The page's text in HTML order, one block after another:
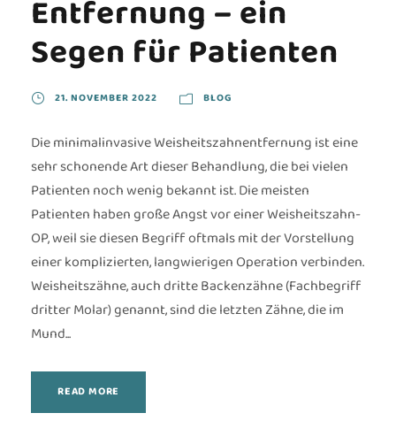
Entfernung – ein
Segen für Patienten
21. NOVEMBER 2022 BLOG
Die minimalinvasive Weisheitszahnentfernung ist eine
sehr schonende Art dieser Behandlung, die bei vielen
Patienten noch wenig bekannt ist. Die meisten
Patienten haben große Angst vor einer Weisheitszahn-
OP, weil sie diesen Begriff oftmals mit der Vorstellung
einer komplizierten, langwierigen Operation verbinden.
Weisheitszähne, auch dritte Backenzähne (Fachbegriff
dritter Molar) genannt, sind die letzten Zähne, die im
Mund...
READ MORE